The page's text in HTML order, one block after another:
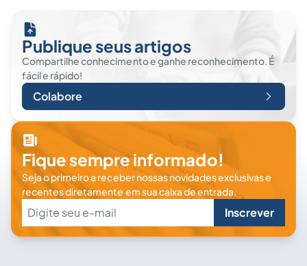
Publique seus artigos
Compartilhe conhecimento e ganhe reconhecimento. É
fácil e rápido!
Colabore
Fique sempre informado!
Seja o primeiro a receber nossas novidades exclusivas e
recentes diretamente em sua caixa de entrada.
Inscrever